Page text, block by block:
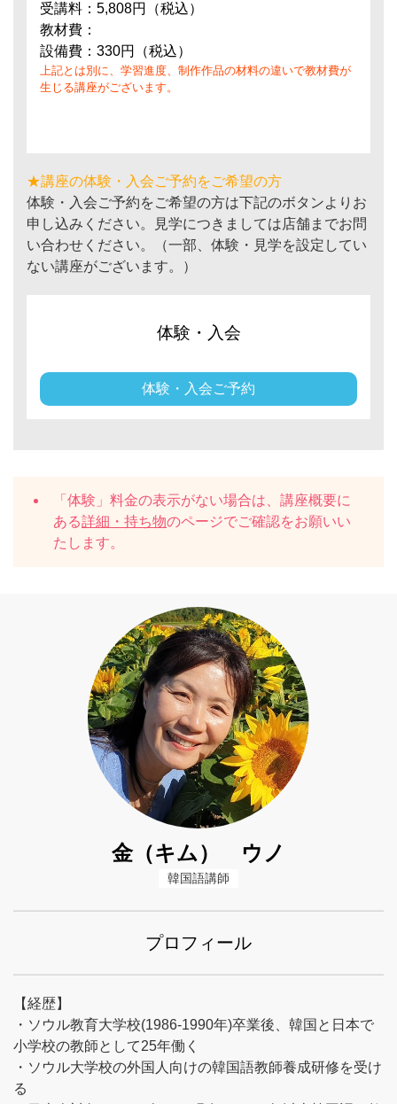
受講料：5,808円（税込）
教材費：
設備費：330円（税込）
上記とは別に、学習進度、制作作品の材料の違いで教材費が
生じる講座がございます。
★講座の体験・入会ご予約をご希望の方
体験・入会ご予約をご希望の方は下記のボタンよりお
申し込みください。見学につきましては店舗までお問
い合わせください。（一部、体験・見学を設定してい
ない講座がございます。）
体験・入会
体験・入会ご予約
「体験」料金の表示がない場合は、講座概要に
ある詳細・持ち物のページでご確認をお願いい
たします。
金（キム） ウノ
韓国語講師
プロフィール
【経歴】
・ソウル教育大学校(1986-1990年)卒業後、韓国と日本で
小学校の教師として25年働く
・ソウル大学校の外国人向けの韓国語教師養成研修を受け
る